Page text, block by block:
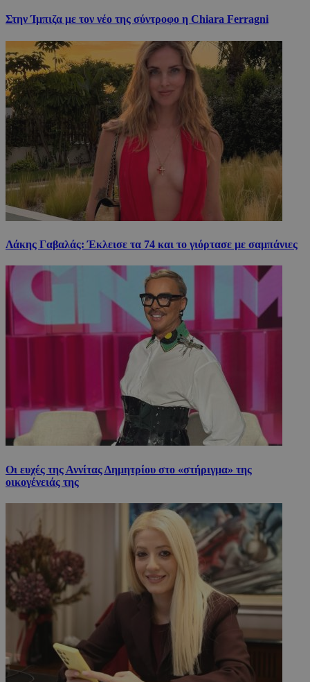
Στην Ίμπιζα με τον νέο της σύντροφο η Chiara Ferragni
Λάκης Γαβαλάς: Έκλεισε τα 74 και το γιόρτασε με σαμπάνιες
Οι ευχές της Αννίτας Δημητρίου στο «στήριγμα» της
οικογένειάς της